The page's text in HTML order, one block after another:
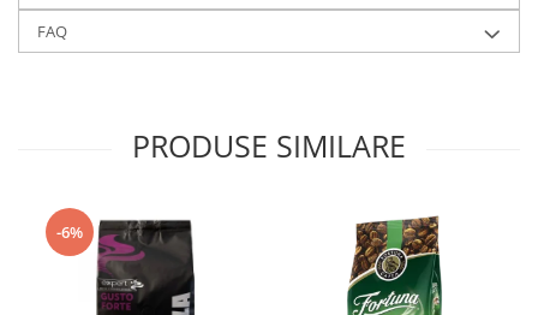
FAQ
PRODUSE SIMILARE
-6%